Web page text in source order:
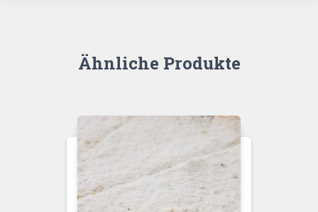
Ähnliche Produkte